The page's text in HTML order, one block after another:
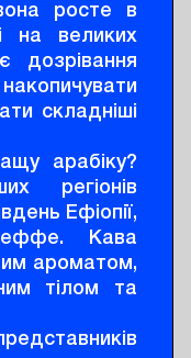
росте в
на великих
дозрівання
складніші
арабіку?
регіонів
Ефіопії,
Кава
ароматом,
тілом та